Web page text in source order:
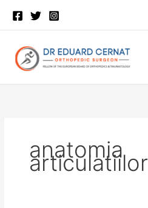
content
anatomia
articulatiilor